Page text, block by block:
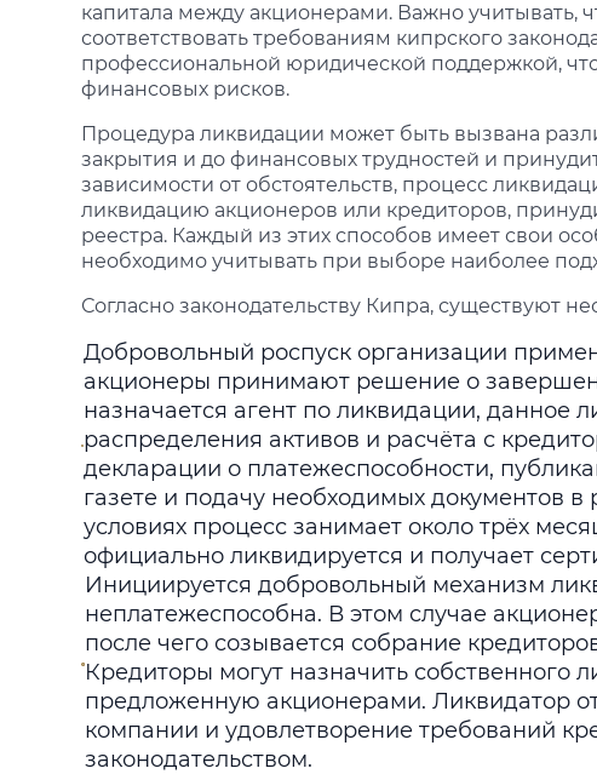
капитала между акционерами. Важно учитывать,
соответствовать требованиям кипрского
профессиональной юридической поддержкой,
финансовых рисков.
Процедура ликвидации может быть вызвана
закрытия и до финансовых трудностей и
зависимости от обстоятельств, процесс
ликвидацию акционеров или кредиторов,
реестра. Каждый из этих способов имеет свои
необходимо учитывать при выборе наиболее
Согласно законодательству Кипра, существуют
Добровольный роспуск организации
акционеры принимают решение о
назначается агент по ликвидации, данное
распределения активов и расчёта с
декларации о платежеспособности,
газете и подачу необходимых документов
условиях процесс занимает около трёх
официально ликвидируется и получает
Инициируется добровольный механизм
неплатежеспособна. В этом случае
после чего созывается собрание
Кредиторы могут назначить собственного
предложенную акционерами. Ликвидатор
компании и удовлетворение требований
законодательством.